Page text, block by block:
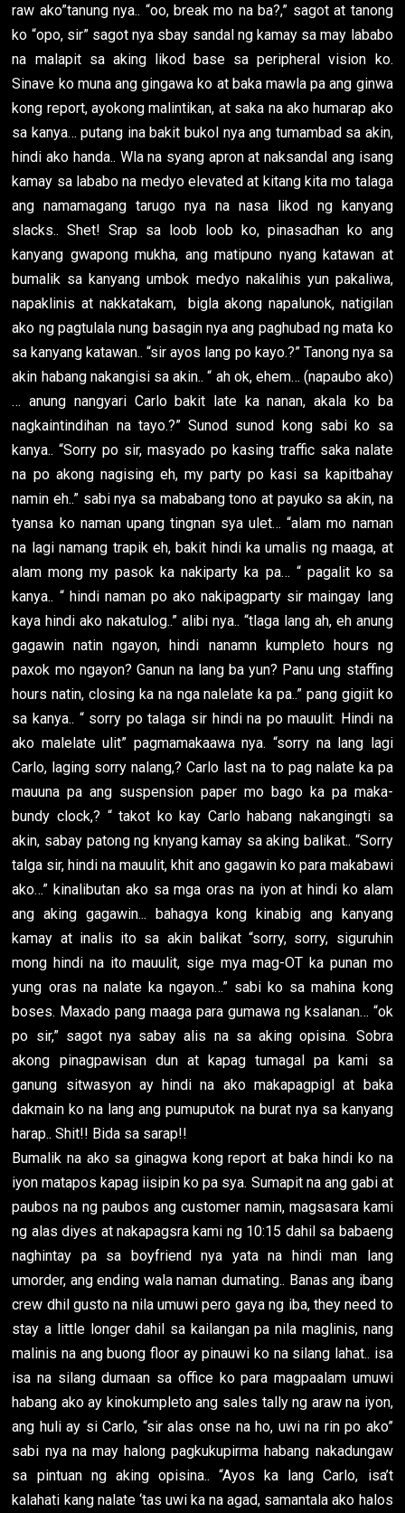
raw ako”tanung nya.. “oo, break mo na ba?,” sagot at tanong
ko “opo, sir” sagot nya sbay sandal ng kamay sa may lababo
na malapit sa aking likod base sa peripheral vision ko.
Sinave ko muna ang gingawa ko at baka mawla pa ang ginwa
kong report, ayokong malintikan, at saka na ako humarap ako
sa kanya… putang ina bakit bukol nya ang tumambad sa akin,
hindi ako handa.. Wla na syang apron at naksandal ang isang
kamay sa lababo na medyo elevated at kitang kita mo talaga
ang namamagang tarugo nya na nasa likod ng kanyang
slacks.. Shet! Srap sa loob loob ko, pinasadhan ko ang
kanyang gwapong mukha, ang matipuno nyang katawan at
bumalik sa kanyang umbok medyo nakalihis yun pakaliwa,
napaklinis at nakkatakam, bigla akong napalunok, natigilan
ako ng pagtulala nung basagin nya ang paghubad ng mata ko
sa kanyang katawan.. “sir ayos lang po kayo.?” Tanong nya sa
akin habang nakangisi sa akin.. “ ah ok, ehem… (napaubo ako)
… anung nangyari Carlo bakit late ka nanan, akala ko ba
nagkaintindihan na tayo.?” Sunod sunod kong sabi ko sa
kanya.. “Sorry po sir, masyado po kasing traffic saka nalate
na po akong nagising eh, my party po kasi sa kapitbahay
namin eh..” sabi nya sa mababang tono at payuko sa akin, na
tyansa ko naman upang tingnan sya ulet… “alam mo naman
na lagi namang trapik eh, bakit hindi ka umalis ng maaga, at
alam mong my pasok ka nakiparty ka pa… “ pagalit ko sa
kanya.. “ hindi naman po ako nakipagparty sir maingay lang
kaya hindi ako nakatulog..” alibi nya.. “tlaga lang ah, eh anung
gagawin natin ngayon, hindi nanamn kumpleto hours ng
paxok mo ngayon? Ganun na lang ba yun? Panu ung staffing
hours natin, closing ka na nga nalelate ka pa..” pang gigiit ko
sa kanya.. “ sorry po talaga sir hindi na po mauulit. Hindi na
ako malelate ulit” pagmamakaawa nya. “sorry na lang lagi
Carlo, laging sorry nalang,? Carlo last na to pag nalate ka pa
mauuna pa ang suspension paper mo bago ka pa maka-
bundy clock,? “ takot ko kay Carlo habang nakangingti sa
akin, sabay patong ng knyang kamay sa aking balikat.. “Sorry
talga sir, hindi na mauulit, khit ano gagawin ko para makabawi
ako…” kinalibutan ako sa mga oras na iyon at hindi ko alam
ang aking gagawin... bahagya kong kinabig ang kanyang
kamay at inalis ito sa akin balikat “sorry, sorry, siguruhin
mong hindi na ito mauulit, sige mya mag-OT ka punan mo
yung oras na nalate ka ngayon…” sabi ko sa mahina kong
boses. Maxado pang maaga para gumawa ng ksalanan… “ok
po sir,” sagot nya sabay alis na sa aking opisina. Sobra
akong pinagpawisan dun at kapag tumagal pa kami sa
ganung sitwasyon ay hindi na ako makapagpigl at baka
dakmain ko na lang ang pumuputok na burat nya sa kanyang
harap.. Shit!! Bida sa sarap!!
Bumalik na ako sa ginagwa kong report at baka hindi ko na
iyon matapos kapag iisipin ko pa sya. Sumapit na ang gabi at
paubos na ng paubos ang customer namin, magsasara kami
ng alas diyes at nakapagsra kami ng 10:15 dahil sa babaeng
naghintay pa sa boyfriend nya yata na hindi man lang
umorder, ang ending wala naman dumating.. Banas ang ibang
crew dhil gusto na nila umuwi pero gaya ng iba, they need to
stay a little longer dahil sa kailangan pa nila maglinis, nang
malinis na ang buong floor ay pinauwi ko na silang lahat.. isa
isa na silang dumaan sa office ko para magpaalam umuwi
habang ako ay kinokumpleto ang sales tally ng araw na iyon,
ang huli ay si Carlo, “sir alas onse na ho, uwi na rin po ako”
sabi nya na may halong pagkukupirma habang nakadungaw
sa pintuan ng aking opisina.. “Ayos ka lang Carlo, isa’t
kalahati kang nalate ‘tas uwi ka na agad, samantala ako halos